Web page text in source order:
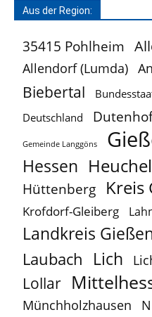
Aus der Region:
35415 Pohlheim
Allendorf (Lumda)
Biebertal
Deutschland
Gemeinde Langgöns
Hessen
Hüttenberg Kreis
Krofdorf-Gleiberg
Landkreis
Laubach Lich
Lollar
Münchholzhausen